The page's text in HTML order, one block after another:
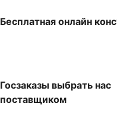
Бесплатная онлайн
Госзаказы выбрать нас
поставщиком